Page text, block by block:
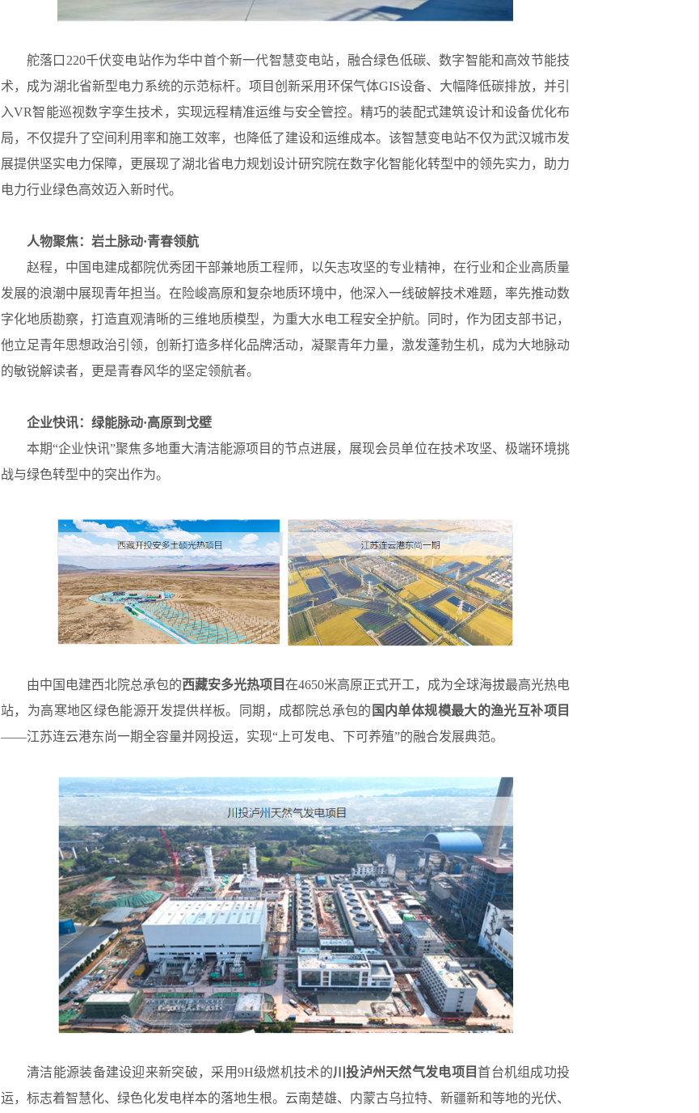
舵落口 220千伏变电站作为华中首个新一代智慧变电站，融合绿色低碳、数字智能和高效节能技
术，成为湖北省新型电力系统的示范标杆。项目创新采用环保气体GIS设备、大幅降低碳排放，并引
入VR智能巡视数字孪生技术，实现远程精准运维与安全管控。精巧的装配式建筑设计和设备优化布
局，不仅提升了空间利用率和施工效率，也降低了建设和运维成本。该智慧变电站不仅为武汉城市发
展提供坚实电力保障，更展现了湖北省电力规划设计研究院在数字化智能化转型中的领先实力，助力
电力行业绿色高效迈入新时代。
人物聚焦：岩土脉动·青春领航
赵程，中国电建成都院优秀团干部兼地质工程师，以矢志攻坚的专业精神，在行业和企业高质量
发展的浪潮中展现青年担当。在险峻高原和复杂地质环境中，他深入一线破解技术难题，率先推动数
字化地质勘察，打造直观清晰的三维地质模型，为重大水电工程安全护航。同时，作为团支部书记，
他立足青年思想政治引领，创新打造多样化品牌活动，凝聚青年力量，激发蓬勃生机，成为大地脉动
的敏锐解读者，更是青春风华的坚定领航者。
企业快讯：绿能脉动·高原到戈壁
本期“企业快讯”聚焦多地重大清洁能源项目的节点进展，展现会员单位在技术攻坚、极端环境挑
战与绿色转型中的突出作为。
由中国电建西北院总承包的西藏安多光热项目在4650米高原正式开工，成为全球海拔最高光热电
站，为高寒地区绿色能源开发提供样板。同期，成都院总承包的 国内单体规模最大的渔光互补项目
——江苏连云港东尚一期全容量并网投运，实现“ 上可发电、下可养殖”的融合发展典范。
清洁能源装备建设迎来新突破，采用9H级燃机技术的川投泸州天然气发电项目首台机组成功投
运，标志着智慧化、绿色化发电样本的落地生根。云南楚雄、内蒙古乌拉特、新疆新和等地的光伏、